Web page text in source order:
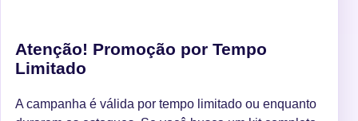
Atenção! Promoção por Tempo
Limitado
A campanha é válida por tempo limitado ou enquanto